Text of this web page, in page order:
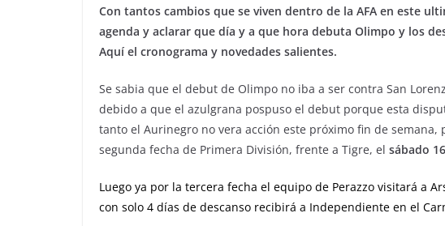
Con tantos cambios que se viven dentro de la AFA en este
agenda y aclarar que día y a que hora debuta Olimpo y los
Aquí el cronograma y novedades salientes.
Se sabia que el debut de Olimpo no iba a ser contra San
debido a que el azulgrana pospuso el debut porque esta
tanto el Aurinegro no vera acción este próximo fin de
segunda fecha de Primera División, frente a Tigre, el sábado
Luego ya por la tercera fecha el equipo de Perazzo visitará a
con solo 4 días de descanso recibirá a Independiente en el